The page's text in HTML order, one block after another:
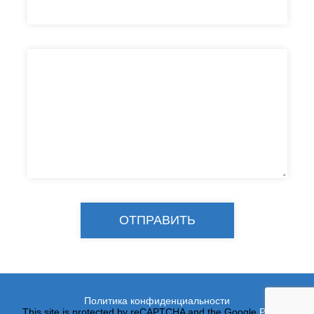
Политика конфиденциальности